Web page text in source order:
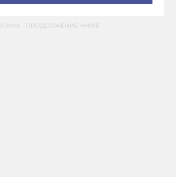
- ПРОДОЛЖЕНИЕ НИЖЕ